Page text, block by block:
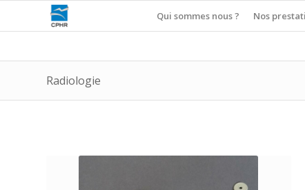
Qui sommes nous ? Nos
Radiologie